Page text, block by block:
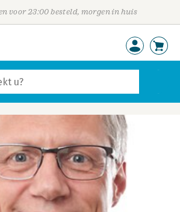
voor 23:00 besteld, morgen in huis